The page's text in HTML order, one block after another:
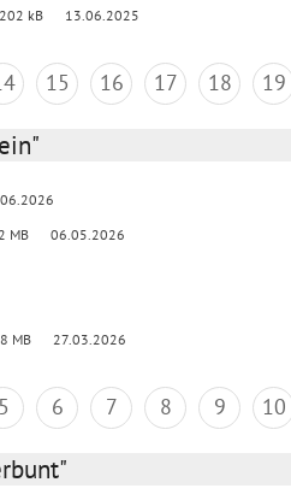
kB 13.06.2025
15 16 17 18 19
MB 06.05.2026
MB 27.03.2026
5 6 7 8 9 10